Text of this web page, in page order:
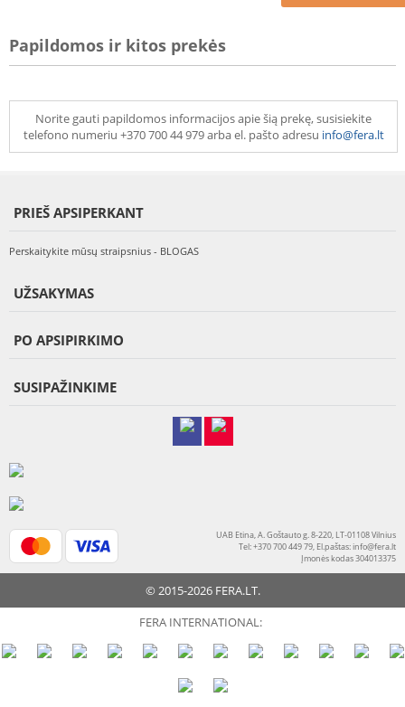
Papildomos ir kitos prekės
Norite gauti papildomos informacijos apie šią prekę, susisiekite
telefono numeriu +370 700 44 979 arba el. pašto adresu info@fera.lt
PRIEŠ APSIPERKANT
Perskaitykite mūsų straipsnius - BLOGAS
UŽSAKYMAS
PO APSIPIRKIMO
SUSIPAŽINKIME
UAB Etina, A. Goštauto g. 8-220, LT-01108 Vilnius
Tel: +370 700 449 79, El.paštas:info@fera.lt
Įmonės kodas 304013375
© 2015-2026 FERA.LT.
FERA INTERNATIONAL: